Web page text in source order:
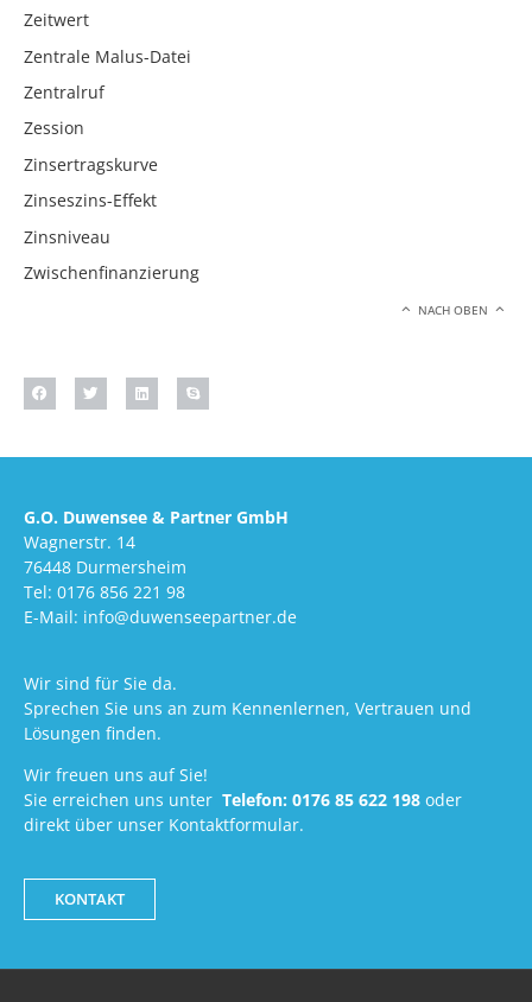
Zeitwert
Zentrale Malus-Datei
Zentralruf
Zession
Zinsertragskurve
Zinseszins-Effekt
Zinsniveau
Zwischenfinanzierung
NACH OBEN
G.O. Duwensee & Partner GmbH
Wagnerstr. 14
76448 Durmersheim
Tel: 0176 856 221 98
E-Mail: info@duwenseepartner.de
Wir sind für Sie da.
Sprechen Sie uns an zum Kennenlernen, Vertrauen und
Lösungen finden.
Wir freuen uns auf Sie!
Sie erreichen uns unter Telefon: 0176 85 622 198 oder
direkt über unser Kontaktformular.
KONTAKT